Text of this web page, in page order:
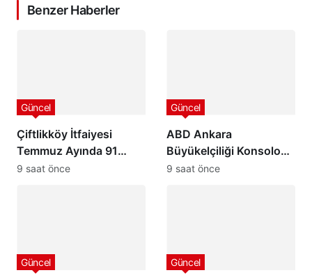
Benzer Haberler
Çiftlikköy İtfaiyesi
Temmuz Ayında 91
Olaya Müdahale Etti:
Güncel
9 saat önce
ABD Ankara
Büyükelçiliği Konsolosu
Matthew Smith’ten
Güncel
9 saat önce
Güncel Güncel